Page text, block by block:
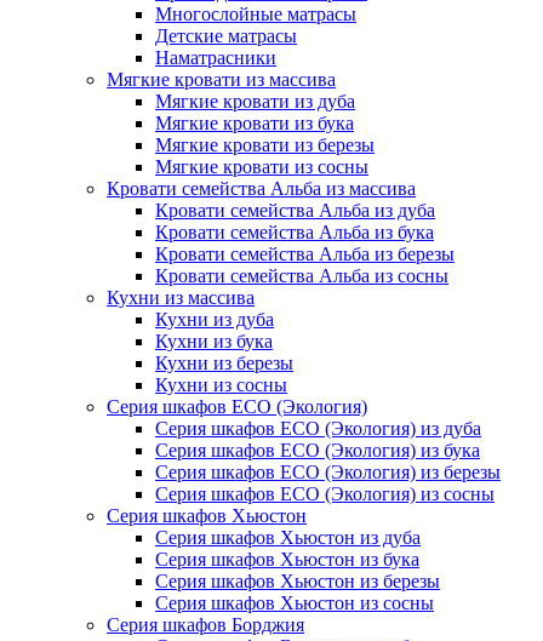
Многослойные матрасы
Детские матрасы
Наматрасники
Мягкие кровати из массива
Мягкие кровати из дуба
Мягкие кровати из бука
Мягкие кровати из березы
Мягкие кровати из сосны
Кровати семейства Альба из массива
Кровати семейства Альба из дуба
Кровати семейства Альба из бука
Кровати семейства Альба из березы
Кровати семейства Альба из сосны
Кухни из массива
Кухни из дуба
Кухни из бука
Кухни из березы
Кухни из сосны
Серия шкафов ECO (Экология)
Серия шкафов ECO (Экология) из дуба
Серия шкафов ECO (Экология) из бука
Серия шкафов ECO (Экология) из березы
Серия шкафов ECO (Экология) из сосны
Серия шкафов Хьюстон
Серия шкафов Хьюстон из дуба
Серия шкафов Хьюстон из бука
Серия шкафов Хьюстон из березы
Серия шкафов Хьюстон из сосны
Серия шкафов Борджия